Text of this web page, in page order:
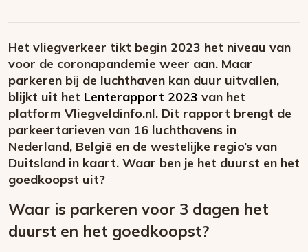
Het vliegverkeer tikt begin 2023 het niveau van
voor de coronapandemie weer aan. Maar
parkeren bij de luchthaven kan duur uitvallen,
blijkt uit het Lenterapport 2023 van het
platform Vliegveldinfo.nl. Dit rapport brengt de
parkeertarieven van 16 luchthavens in
Nederland, België en de westelijke regio’s van
Duitsland in kaart. Waar ben je het duurst en het
goedkoopst uit?
Waar is parkeren voor 3 dagen het
duurst en het goedkoopst?